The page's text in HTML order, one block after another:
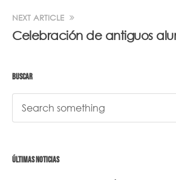
NEXT ARTICLE
Celebración de antiguos
BUSCAR
ÚLTIMAS NOTICIAS